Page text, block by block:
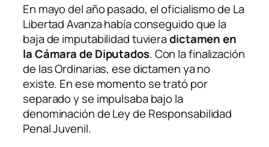
En mayo del año pasado, el oficialismo de La
Libertad Avanza había conseguido que la
baja de imputabilidad tuvieradictamen en
la Cámara de Diputados. Con la finalización
de las Ordinarias, ese dictamen ya no
existe. En ese momento se trató por
separado y se impulsaba bajo la
denominación de Ley de Responsabilidad
Penal Juvenil.